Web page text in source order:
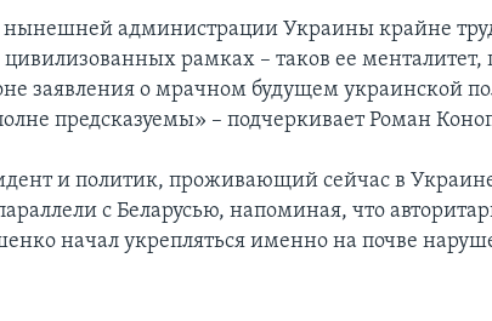
нынешней администрации Украины крайне
рамках – таков ее менталитет,
заявления о мрачном будущем украинской
предсказуемы» – подчеркивает Роман
и политик, проживающий сейчас в
с Беларусью, напоминая, что
начал укрепляться именно на почве